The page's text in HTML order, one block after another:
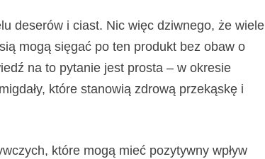
deserów i ciast. Nic więc dziwnego, że wiele
mogą sięgać po ten produkt bez obaw o
na to pytanie jest prosta – w okresie
które stanowią zdrową przekąskę i
które mogą mieć pozytywny wpływ